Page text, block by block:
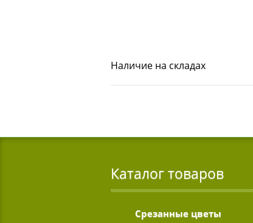
Наличие на складах
Каталог товаров
Срезанные цветы